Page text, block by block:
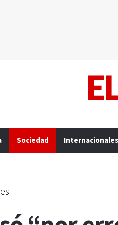
Sociedad Internacionales